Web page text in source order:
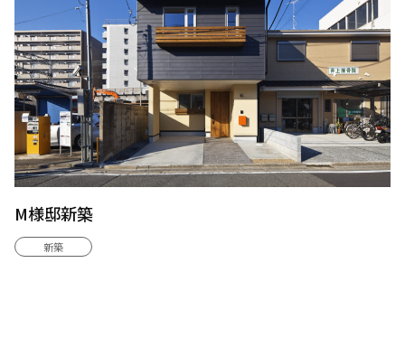
M様邸新築
新築